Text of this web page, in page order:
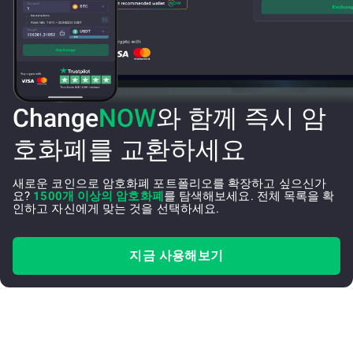
ChangeNOW와 함께 즉시 암
호화폐를 교환하세요
새로운 코인으로 암호화폐 포트폴리오를 확장하고 싶으신가
요? 1500개 이상의 암호화폐 를 탐색해보세요. 전체 목록을 확
인하고 자신에게 맞는 것을 선택하세요.
지금 사용해보기